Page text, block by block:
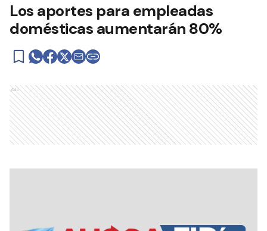
Los aportes para empleadas
domésticas aumentarán 80%
Ads